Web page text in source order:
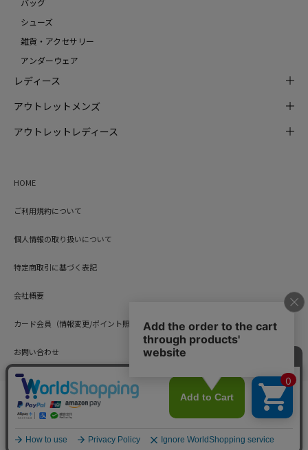
バッグ
シューズ
雑貨・アクセサリー
アンダーウェア
レディース
アウトレットメンズ
アウトレットレディース
HOME
ご利用規約について
個人情報の取り扱いについて
特定商取引に基づく表記
会社概要
カード会員（情報変更/ポイント照会）
お問い合わせ
Copyright © HARUYAMA TRADING CO.,LTD. All Rights Reserved.